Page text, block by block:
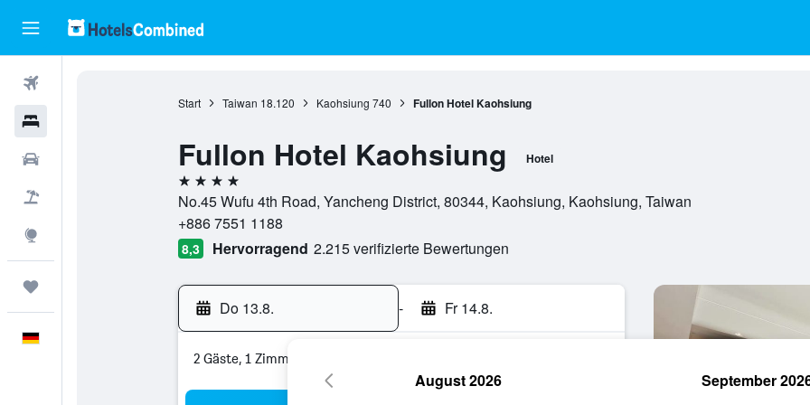
Start Taiwan 18.120 Kaohsiung 740 Fullon Hotel Kaohsiung
Fullon Hotel Kaohsiung Hotel
4 Sterne
No.45 Wufu 4th Road, Yancheng District, 80344, Kaohsiung, Kaohsiung, Taiwan
+886 7551 1188
8,3 Hervorragend 2.215 verifizierte Bewertungen
Do 13.8. - Fr 14.8.
2 Gäste, 1 Zimmer
August 2026 September